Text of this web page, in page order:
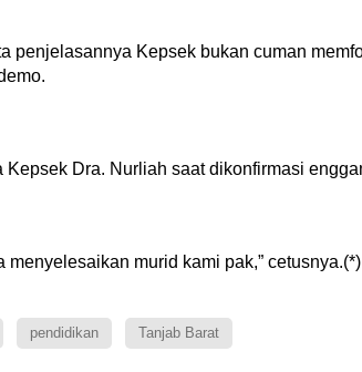
penjelasannya Kepsek bukan cuman
Kepsek Dra. Nurliah saat dikonfirmasi
menyelesaikan murid kami pak,” cetusnya.(*)
pendidikan Tanjab Barat